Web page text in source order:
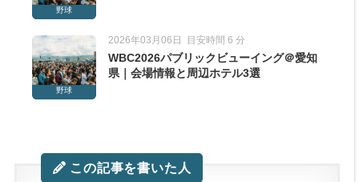
野球
野球
2026年03月06日 目安時間 6 分
WBC2026パブリックビューイング＠愛知
県｜会場情報と周辺ホテル3選
この記事を書いた人